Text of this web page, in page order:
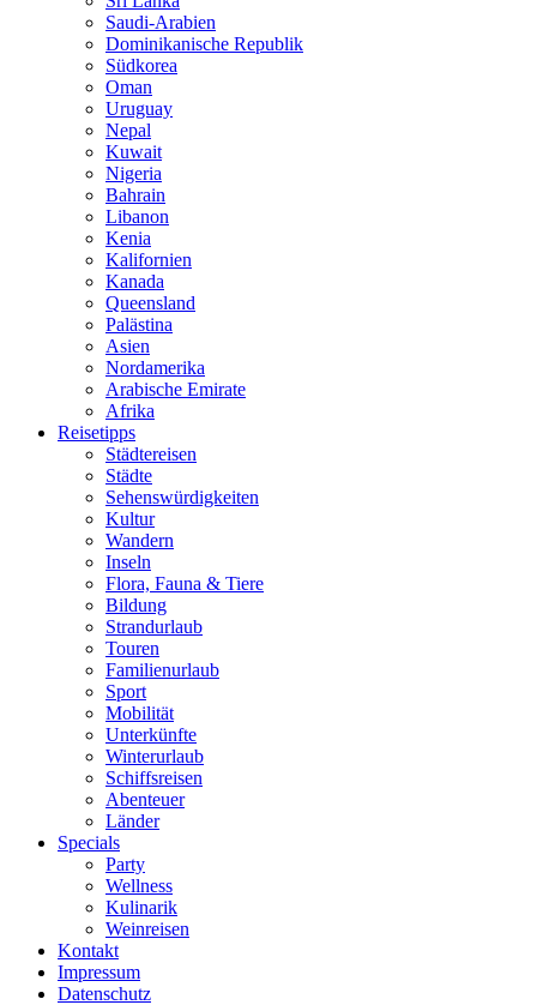
Saudi-Arabien
Dominikanische Republik
Südkorea
Oman
Uruguay
Nepal
Kuwait
Nigeria
Bahrain
Libanon
Kenia
Kalifornien
Kanada
Queensland
Palästina
Asien
Nordamerika
Arabische Emirate
Afrika
Reisetipps
Städtereisen
Städte
Sehenswürdigkeiten
Kultur
Wandern
Inseln
Flora, Fauna & Tiere
Bildung
Strandurlaub
Touren
Familienurlaub
Sport
Mobilität
Unterkünfte
Winterurlaub
Schiffsreisen
Abenteuer
Länder
Specials
Party
Wellness
Kulinarik
Weinreisen
Kontakt
Impressum
Datenschutz